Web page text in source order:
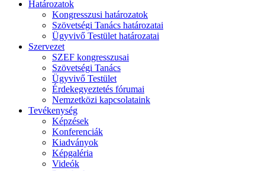
Határozatok
Kongresszusi határozatok
Szövetségi Tanács határozatai
Ügyvivő Testület határozatai
Szervezet
SZEF kongresszusai
Szövetségi Tanács
Ügyvivő Testület
Érdekegyeztetés fórumai
Nemzetközi kapcsolataink
Tevékenység
Képzések
Konferenciák
Kiadványok
Képgaléria
Videók